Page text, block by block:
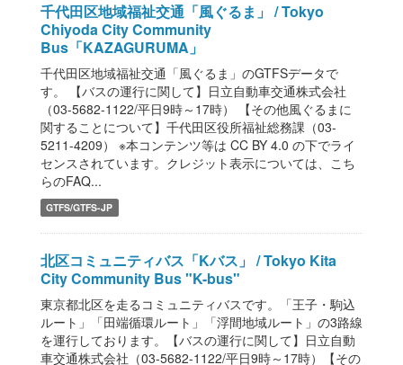
千代田区地域福祉交通「風ぐるま」 / Tokyo
Chiyoda City Community
Bus「KAZAGURUMA」
千代田区地域福祉交通「風ぐるま」のGTFSデータで
す。 【バスの運行に関して】日立自動車交通株式会社
（03-5682-1122/平日9時～17時） 【その他風ぐるまに
関することについて】千代田区役所福祉総務課（03-
5211-4209） ※本コンテンツ等は CC BY 4.0 の下でライ
センスされています。クレジット表示については、こち
らのFAQ...
GTFS/GTFS-JP
北区コミュニティバス「Kバス」 / Tokyo Kita
City Community Bus "K-bus"
東京都北区を走るコミュニティバスです。「王子・駒込
ルート」「田端循環ルート」「浮間地域ルート」の3路線
を運行しております。【バスの運行に関して】日立自動
車交通株式会社（03-5682-1122/平日9時～17時）【その